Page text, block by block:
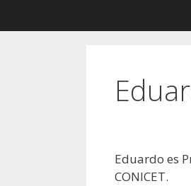
Eduardo es
CONICET.